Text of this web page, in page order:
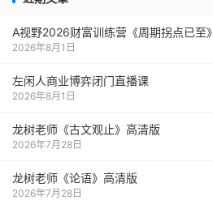
A视野2026财富训练营《周期拐点已至》
2026年8月1日
左闲人商业博弈闭门直播课
2026年8月1日
龙树老师《古文观止》高清版
2026年7月28日
龙树老师《论语》高清版
2026年7月28日